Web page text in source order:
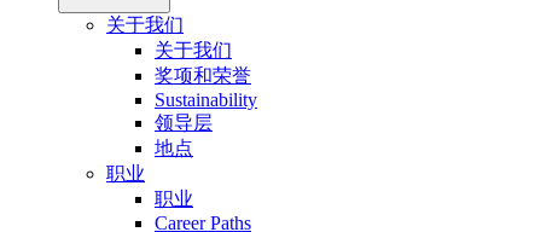
关于我们
关于我们
奖项和荣誉
Sustainability
领导层
地点
职业
职业
Career Paths